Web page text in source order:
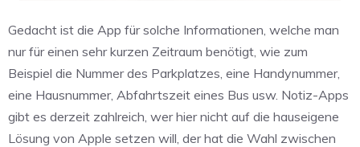
Gedacht ist die App für solche Informationen, welche man
nur für einen sehr kurzen Zeitraum benötigt, wie zum
Beispiel die Nummer des Parkplatzes, eine Handynummer,
eine Hausnummer, Abfahrtszeit eines Bus usw. Notiz-Apps
gibt es derzeit zahlreich, wer hier nicht auf die hauseigene
Lösung von Apple setzen will, der hat die Wahl zwischen